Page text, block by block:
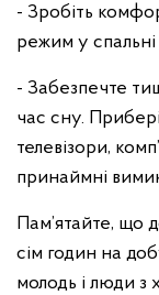
- Зробіть
режим у спальні
- Забезпечте
час сну.
телевізори,
принаймні
Пам’ятайте, що
сім годин на
молодь і люди з